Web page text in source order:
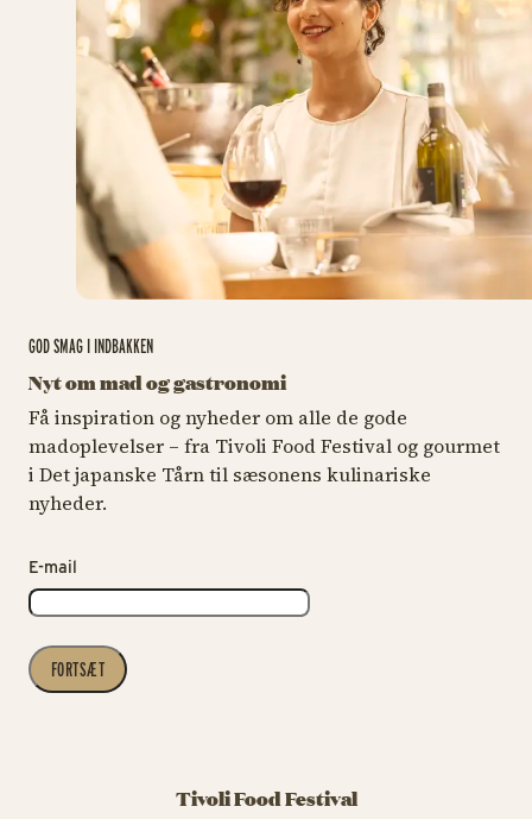
GOD SMAG I INDBAKKEN
Nyt om mad og gastronomi
Få inspiration og nyheder om alle de gode
madoplevelser – fra Tivoli Food Festival og gourmet
i Det japanske Tårn til sæsonens kulinariske
nyheder.
E-mail
FORTSÆT
Tivoli Food Festival